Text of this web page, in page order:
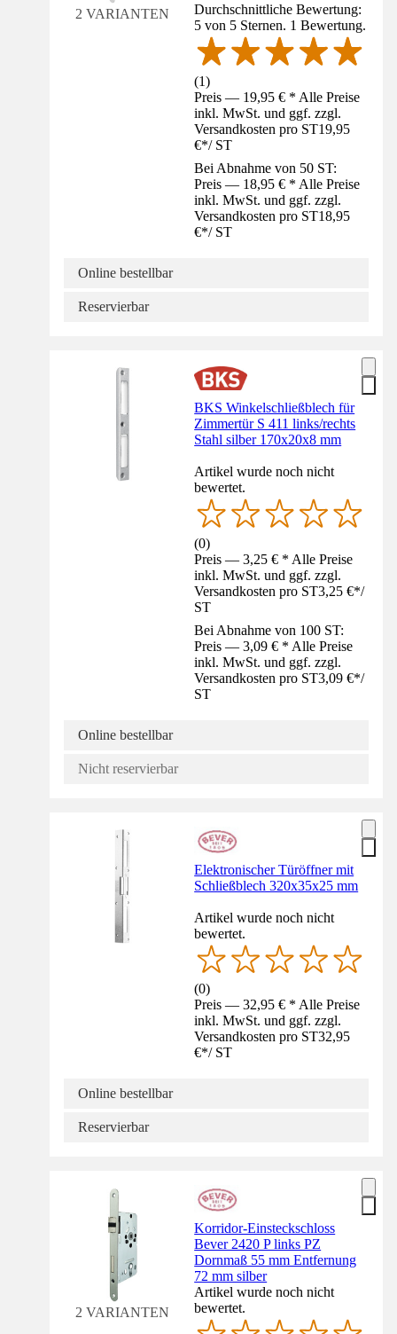
2 VARIANTEN
Durchschnittliche Bewertung:
5 von 5 Sternen. 1 Bewertung.
(1)
Preis — 19,95 € * Alle Preise
inkl. MwSt. und ggf. zzgl.
Versandkosten pro ST19,95
€*/ ST
Bei Abnahme von 50 ST:
Preis — 18,95 € * Alle Preise
inkl. MwSt. und ggf. zzgl.
Versandkosten pro ST18,95
€*/ ST
Online bestellbar
Reservierbar
BKS Winkelschließblech für
Zimmertür S 411 links/rechts
Stahl silber 170x20x8 mm
Artikel wurde noch nicht
bewertet.
(0)
Preis — 3,25 € * Alle Preise
inkl. MwSt. und ggf. zzgl.
Versandkosten pro ST3,25 €*/
ST
Bei Abnahme von 100 ST:
Preis — 3,09 € * Alle Preise
inkl. MwSt. und ggf. zzgl.
Versandkosten pro ST3,09 €*/
ST
Online bestellbar
Nicht reservierbar
Elektronischer Türöffner mit
Schließblech 320x35x25 mm
Artikel wurde noch nicht
bewertet.
(0)
Preis — 32,95 € * Alle Preise
inkl. MwSt. und ggf. zzgl.
Versandkosten pro ST32,95
€*/ ST
Online bestellbar
Reservierbar
2 VARIANTEN
Korridor-Einsteckschloss
Bever 2420 P links PZ
Dornmaß 55 mm Entfernung
72 mm silber
Artikel wurde noch nicht
bewertet.